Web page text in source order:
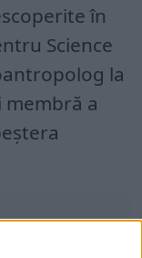
în
Science
la
a